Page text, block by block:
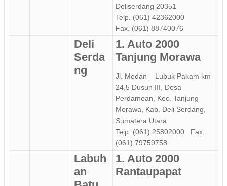
Deliserdang 20351
Telp. (061) 42362000
Fax. (061) 88740076
Deli
Serda
ng
1. Auto 2000
Tanjung Morawa
Jl. Medan – Lubuk Pakam km
24,5 Dusun III, Desa
Perdamean, Kec. Tanjung
Morawa, Kab. Deli Serdang,
Sumatera Utara
Telp. (061) 25802000 Fax.
(061) 79759758
Labuh
an
1. Auto 2000
Rantaupapat